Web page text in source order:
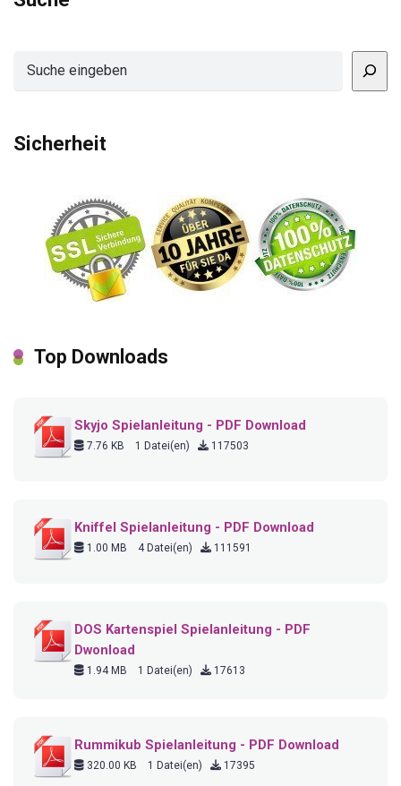
Sicherheit
Top Downloads
Skyjo Spielanleitung - PDF Download
7.76 KB 1 Datei(en) 117503
Kniffel Spielanleitung - PDF Download
1.00 MB 4 Datei(en) 111591
DOS Kartenspiel Spielanleitung - PDF
Dwonload
1.94 MB 1 Datei(en) 17613
Rummikub Spielanleitung - PDF Download
320.00 KB 1 Datei(en) 17395